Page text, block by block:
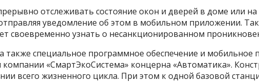
отслеживать состояние окон и дверей в доме или
уведомление об этом в мобильном приложении.
своевременно узнать о несанкционированном
также специальное программное обеспечение и
«СмартЭкоСистема» концерна «Автоматика».
всего жизненного цикла. При этом к одной базовой